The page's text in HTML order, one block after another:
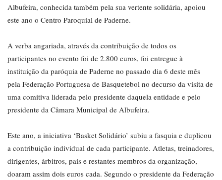
Albufeira, conhecida também pela sua vertente solidária, apoiou
este ano o Centro Paroquial de Paderne.
A verba angariada, através da contribuição de todos os
participantes no evento foi de 2.800 euros, foi entregue à
instituição da paróquia de Paderne no passado dia 6 deste mês
pela Federação Portuguesa de Basquetebol no decurso da visita de
uma comitiva liderada pelo presidente daquela entidade e pelo
presidente da Câmara Municipal de Albufeira.
Este ano, a iniciativa ‘Basket Solidário’ subiu a fasquia e duplicou
a contribuição individual de cada participante. Atletas, treinadores,
dirigentes, árbitros, pais e restantes membros da organização,
doaram assim dois euros cada. Segundo o presidente da Federação